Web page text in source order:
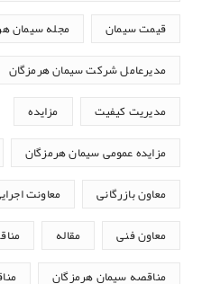
قیمت سیمان مجله سیمان
مدیرعامل شرکت سیمان هرمزگان
مدیریت کیفیت مزایده
مزایده عمومی سیمان هرمزگان
معاون بازرگانی معاونت
معاون فنی مقاله
مناقصه سیمان هرمزگان